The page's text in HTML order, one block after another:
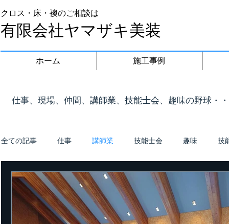
クロス・床・襖のご相談は
有限会社ヤマザキ美装
ホーム 施工事例
仕事、現場、仲間、講師業、技能士会、趣味の野球・
全ての記事 仕事 講師業 技能士会 趣味 技